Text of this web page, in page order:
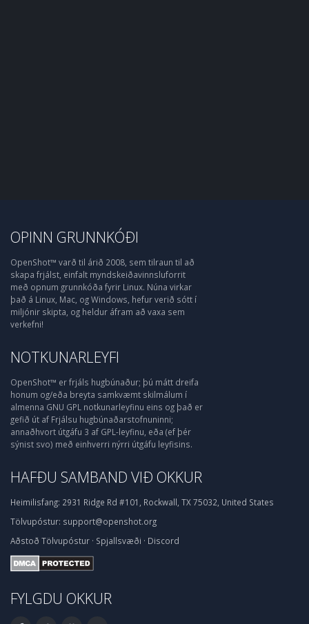
OPINN GRUNNKÓÐI
OpenShot™ varð til árið 2008, sem tilraun til að
skapa frjálst, einfalt myndskeiðavinnsluforrit
með opnum grunnkóða fyrir Linux. Núna virkar
það á Linux, Mac, og Windows, hefur verið sótt í
miljónir skipta, og heldur áfram að vaxa sem
verkefni!
NOTKUNARLEYFI
OpenShot™ er frjáls hugbúnaður; þú mátt dreifa
honum og/eða breyta samkvæmt skilmálum í
almenna GNU GPL notkunarleyfinu eins og það er
gefið út af Frjálsu hugbúnaðarstofnuninni;
annaðhvort útgáfu 3 af GPL-leyfinu, eða (ef þér
sýnist svo) með einhverri nýrri útgáfu leyfisins.
HAFÐU SAMBAND VIÐ OKKUR
Heimilisfang: 2931 Ridge Rd #101, Rockwall, TX 75032, United States
Tölvupóstur: support@openshot.org
Aðstoð Tölvupóstur · Spjallsvæði · Discord
FYLGDU OKKUR